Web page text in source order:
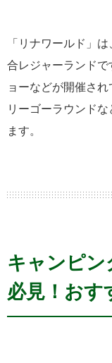
「リナワールド」
合レジャーランド
ョーなどが開催さ
リーゴーラウンド
ます。
キャンピン
必見！おす